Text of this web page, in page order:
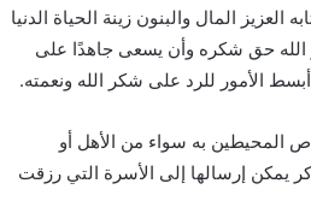
المال والبنون زينة الحياة الدنيا
الله حق شكره وأن يسعى جاهدًا على
أبسط الأمور للرد على شكر الله ونعمته.
المحيطين به سواء من الأهل أو
يمكن إرسالها إلى الأسرة التي رزقت